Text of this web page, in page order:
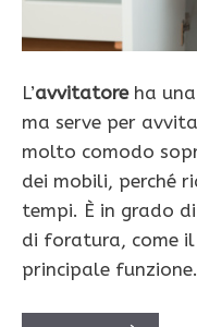
L’avvitatoreha
ma serve per
molto comodo
dei mobili, perché
tempi. È in grado
di foratura, come
principale funzione.